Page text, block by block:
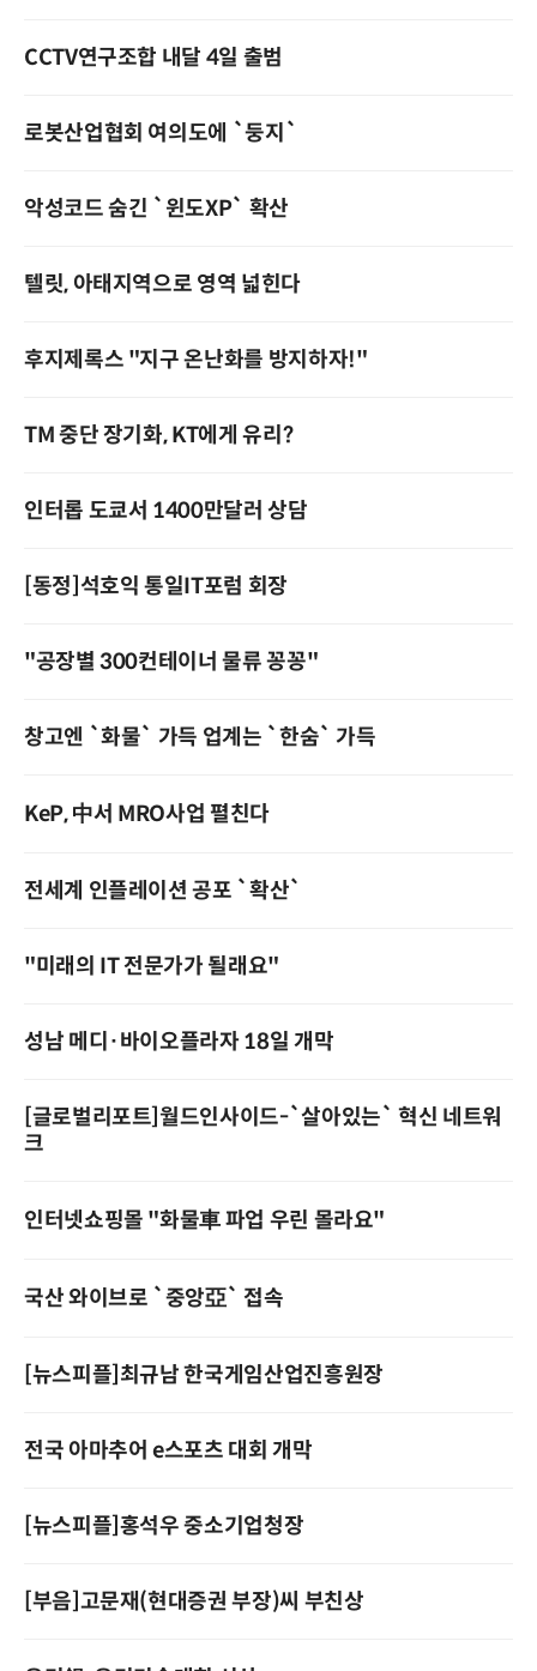
CCTV연구조합 내달 4일 출범
로봇산업협회 여의도에 `둥지`
악성코드 숨긴 `윈도XP` 확산
텔릿, 아태지역으로 영역 넓힌다
후지제록스 "지구 온난화를 방지하자!"
TM 중단 장기화, KT에게 유리?
인터롭 도쿄서 1400만달러 상담
[동정]석호익 통일IT포럼 회장
"공장별 300컨테이너 물류 꽁꽁"
창고엔 `화물` 가득 업계는 `한숨` 가득
KeP, 中서 MRO사업 펼친다
전세계 인플레이션 공포 `확산`
"미래의 IT 전문가가 될래요"
성남 메디·바이오플라자 18일 개막
[글로벌리포트]월드인사이드-`살아있는` 혁신 네트워
크
인터넷쇼핑몰 "화물車 파업 우린 몰라요"
국산 와이브로 `중앙亞` 접속
[뉴스피플]최규남 한국게임산업진흥원장
전국 아마추어 e스포츠 대회 개막
[뉴스피플]홍석우 중소기업청장
[부음]고문재(현대증권 부장)씨 부친상